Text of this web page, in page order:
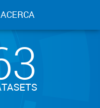
ACERCA